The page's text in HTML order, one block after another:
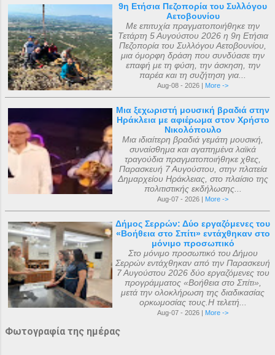
9η Ετήσια Πεζοπορία του Συλλόγου
Αετοβουνίου
Με επιτυχία πραγματοποιήθηκε την
Τετάρτη 5 Αυγούστου 2026 η 9η Ετήσια
Πεζοπορία του Συλλόγου Αετοβουνίου,
μια όμορφη δράση που συνδύασε την
επαφή με τη φύση, την άσκηση, την
παρέα και τη συζήτηση για...
Aug-08 - 2026 | More ->
Μια ξεχωριστή μουσική βραδιά στην
Ηράκλεια με αφιέρωμα στον Χρήστο
Νικολόπουλο
Μια ιδιαίτερη βραδιά γεμάτη μουσική,
συναίσθημα και αγαπημένα λαϊκά
τραγούδια πραγματοποιήθηκε χθες,
Παρασκευή 7 Αυγούστου, στην πλατεία
Δημαρχείου Ηράκλειας, στο πλαίσιο της
πολιτιστικής εκδήλωσης...
Aug-07 - 2026 | More ->
Δήμος Σερρών: Δύο εργαζόμενες του
«Βοήθεια στο Σπίτι» εντάχθηκαν στο
μόνιμο προσωπικό
Στο μόνιμο προσωπικό του Δήμου
Σερρών εντάχθηκαν από την Παρασκευή
7 Αυγούστου 2026 δύο εργαζόμενες του
προγράμματος «Βοήθεια στο Σπίτι»,
μετά την ολοκλήρωση της διαδικασίας
ορκωμοσίας τους.Η τελετή...
Aug-07 - 2026 | More ->
Φωτογραφία της ημέρας